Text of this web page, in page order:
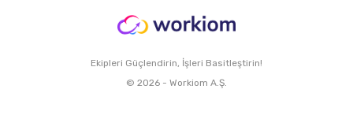
Ekipleri Güçlendirin, İşleri Basitleştirin!
© 2026 - Workiom A.Ş.